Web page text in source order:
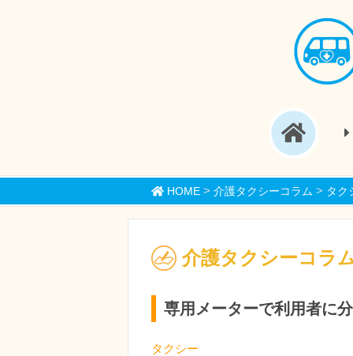
HOME> 介護タクシーコラム > タク
介護タクシーコラ
専用メーターで利用者に
タクシー